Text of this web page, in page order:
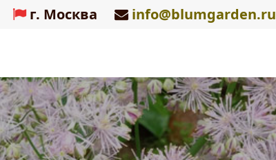
г. Москва info@blumgarden.ru